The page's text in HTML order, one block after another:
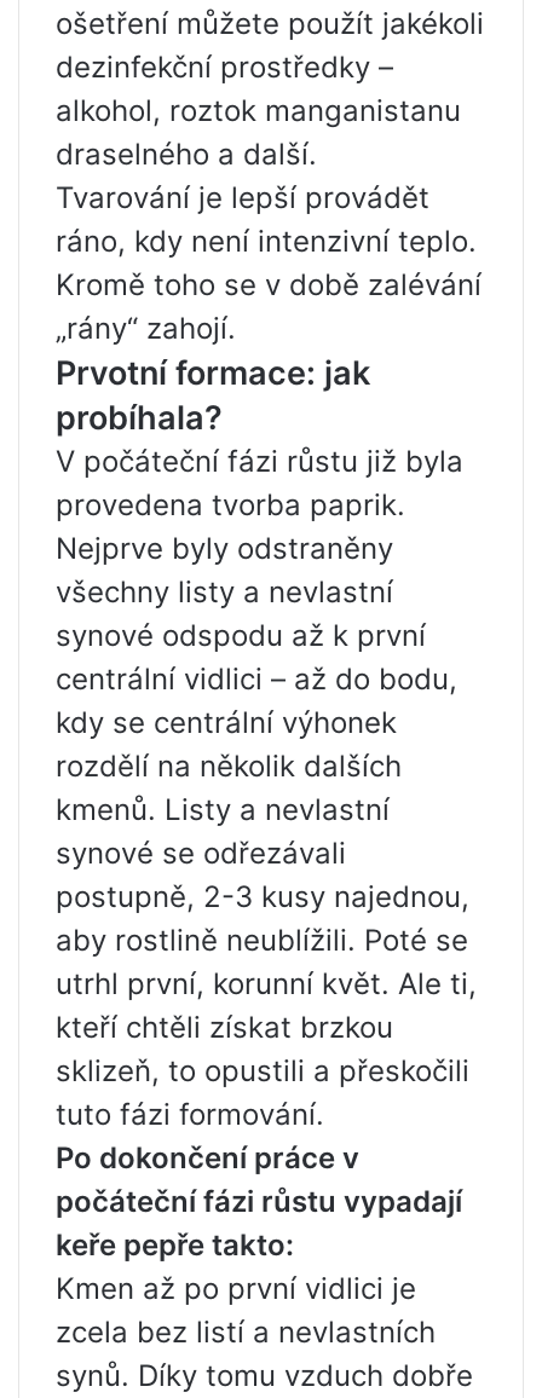
ošetření můžete použít jakékoli
dezinfekční prostředky –
alkohol, roztok manganistanu
draselného a další.
Tvarování je lepší provádět
ráno, kdy není intenzivní teplo.
Kromě toho se v době zalévání
„rány“ zahojí.
Prvotní formace: jak
probíhala?
V počáteční fázi růstu již byla
provedena tvorba paprik.
Nejprve byly odstraněny
všechny listy a nevlastní
synové odspodu až k první
centrální vidlici – až do bodu,
kdy se centrální výhonek
rozdělí na několik dalších
kmenů. Listy a nevlastní
synové se odřezávali
postupně, 2-3 kusy najednou,
aby rostlině neublížili. Poté se
utrhl první, korunní květ. Ale ti,
kteří chtěli získat brzkou
sklizeň, to opustili a přeskočili
tuto fázi formování.
Po dokončení práce v
počáteční fázi růstu vypadají
keře pepře takto:
Kmen až po první vidlici je
zcela bez listí a nevlastních
synů. Díky tomu vzduch dobře